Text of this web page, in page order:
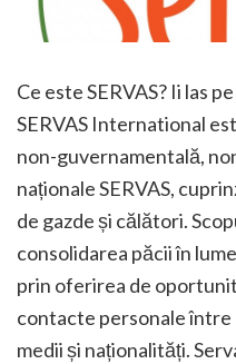
Ce este SERVAS? Ii las
SERVAS International
non-guvernamentală,
naționale SERVAS,
de gazde și călători.
consolidarea păcii în
prin oferirea de
contacte personale
medii și naționalități.